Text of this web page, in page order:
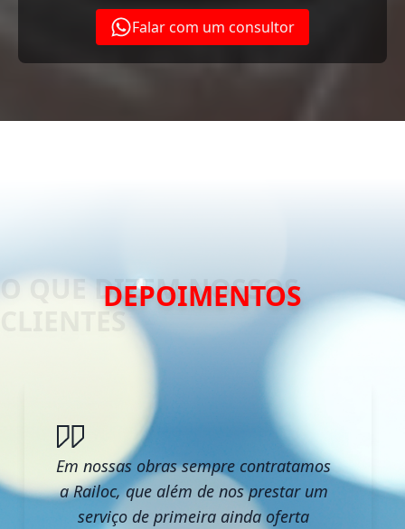
Falar com um consultor
DEPOIMENTOS
Em nossas obras sempre contratamos
a Railoc, que além de nos prestar um
serviço de primeira ainda oferta